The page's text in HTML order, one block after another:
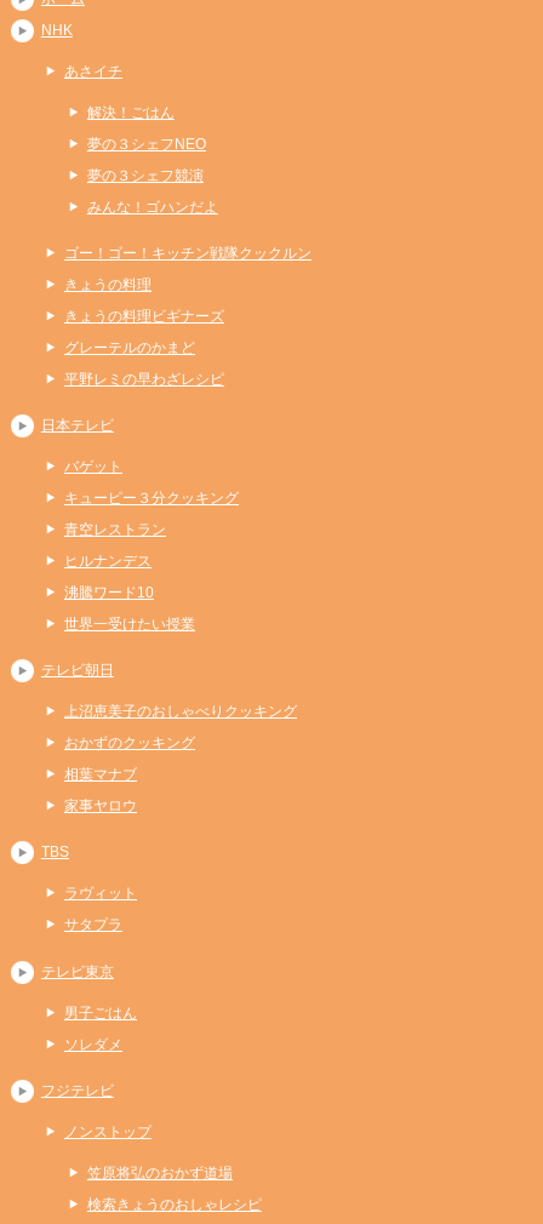
NHK
あさイチ
解決！ごはん
夢の３シェフNEO
夢の３シェフ競演
みんな！ゴハンだよ
ゴー！ゴー！キッチン戦隊クックルン
きょうの料理
きょうの料理ビギナーズ
グレーテルのかまど
平野レミの早わざレシピ
日本テレビ
バゲット
キューピー３分クッキング
青空レストラン
ヒルナンデス
沸騰ワード10
世界一受けたい授業
テレビ朝日
上沼恵美子のおしゃべりクッキング
おかずのクッキング
相葉マナブ
家事ヤロウ
TBS
ラヴィット
サタプラ
テレビ東京
男子ごはん
ソレダメ
フジテレビ
ノンストップ
笠原将弘のおかず道場
検索きょうのおしゃレシピ